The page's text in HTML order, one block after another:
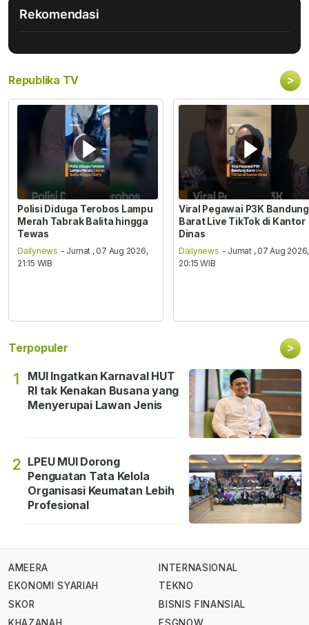
Rekomendasi
Republika TV >
Polisi Diduga Terobos Lampu
Merah Tabrak Balita hingga
Tewas
Dailynews - Jumat , 07 Aug 2026,
21:15 WIB
Viral Pegawai P3K Bandung
Barat Live TikTok di Kantor
Dinas
Dailynews - Jumat , 07 Aug 2026,
20:15 WIB
Terpopuler >
1
MUI Ingatkan Karnaval HUT
RI tak Kenakan Busana yang
Menyerupai Lawan Jenis
2 LPEU MUI Dorong
Penguatan Tata Kelola
Organisasi Keumatan Lebih
Profesional
AMEERA
EKONOMI SYARIAH
SKOR
KHAZANAH
INTERNASIONAL
TEKNO
BISNIS FINANSIAL
ESGNOW